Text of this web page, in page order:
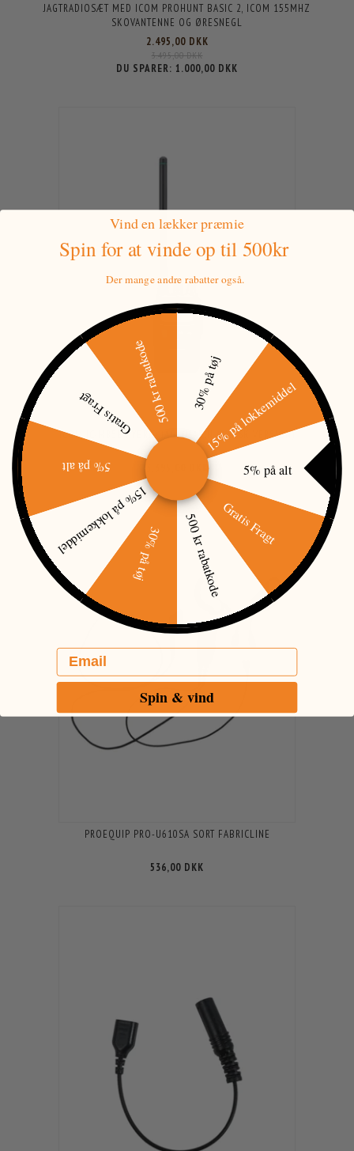
JAGTRADIOSÆT MED ICOM PROHUNT BASIC 2, ICOM 155MHZ
SKOVANTENNE OG ØRESNEGL
2.495,00 DKK
3.495,00 DKK
DU SPARER: 1.000,00 DKK
ICOM IC-M85E HYBRID JAGT/MARIN (DANSK VERSION)
3.395,00 DKK
PROEQUIP PRO-U610SA SORT FABRICLINE
536,00 DKK
Vind en lækker præmie
Spin for at vindeop til 500kr
Der mange andre rabatter også.
30% på tøj
15% på lokkemiddel
5% på alt
Gratis Fragt
500 kr rabatkode
30% på tøj
15% på lokkemiddel
5% på alt
Gratis Fragt500 kr rabatkode
Email
Spin & vind